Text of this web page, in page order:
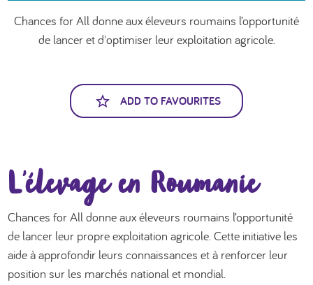
العربية
Chances for All donne aux éleveurs roumains l’opportunité
de lancer et d'optimiser leur exploitation agricole.
ADD TO FAVOURITES
L’élevage en Roumanie
Chances for All donne aux éleveurs roumains l’opportunité
de lancer leur propre exploitation agricole. Cette initiative les
aide à approfondir leurs connaissances et à renforcer leur
position sur les marchés national et mondial.